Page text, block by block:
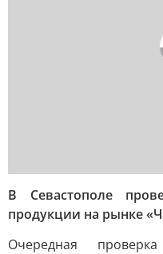
В Севастополе
продукции на рынке
Очередная